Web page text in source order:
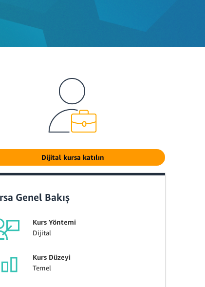
Dijital kursa katılın
Genel Bakış
Kurs Yöntemi
Dijital
Kurs Düzeyi
Temel